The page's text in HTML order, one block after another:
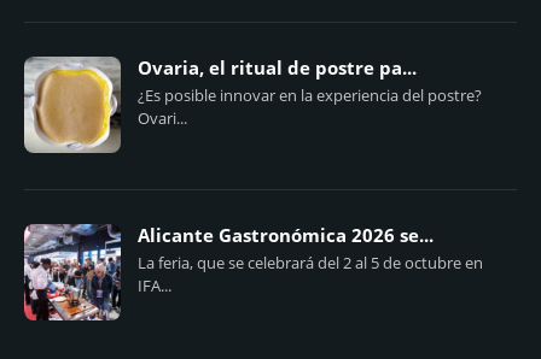
Ovaria, el ritual de postre pa...
¿Es posible innovar en la experiencia del postre?
Ovari...
Alicante Gastronómica 2026 se...
La feria, que se celebrará del 2 al 5 de octubre en
IFA...